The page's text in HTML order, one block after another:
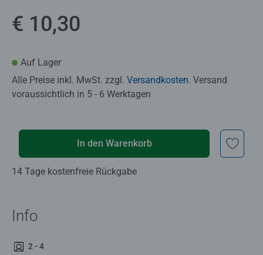
€ 10,30
Auf Lager
Alle Preise inkl. MwSt. zzgl. Versandkosten. Versand
voraussichtlich in 5 - 6 Werktagen
In den Warenkorb
14 Tage kostenfreie Rückgabe
Info
2 - 4